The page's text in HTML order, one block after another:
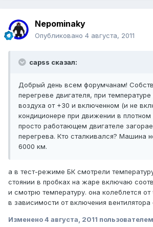
Nepominaky
Опубликовано 4 августа, 2011
capss сказал:
Добрый день всем форумчанам!
перегреве двигателя, при
воздуха от +30 и включенном (и не
кондиционере при движении в плотном
просто работающем двигателе
перегрева. Кто сталкивался? Машина
6000 км.
а в тест-режиме БК смотрели
стоянии в пробках на жаре включаю
и смотрю температуру. она колеблется от
в зависимости от включения
Изменено4 августа, 2011